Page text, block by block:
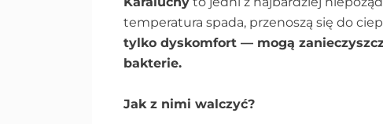
temperatura spada, przenoszą się do
tylko dyskomfort — mogą
bakterie.
Jak z nimi walczyć?